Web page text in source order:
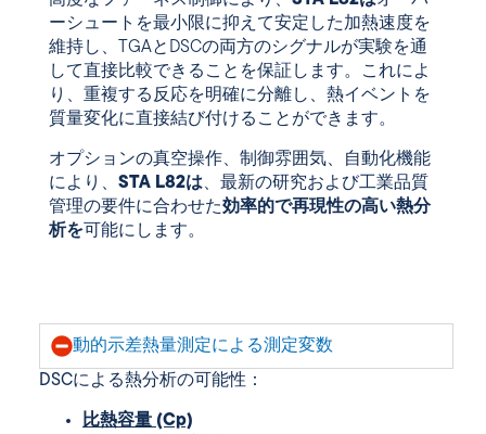
ーシュートを最小限に抑えて安定した加熱速度を
維持し、TGAとDSCの両方のシグナルが実験を通
して直接比較できることを保証します。これによ
り、重複する反応を明確に分離し、熱イベントを
質量変化に直接結び付けることができます。
オプションの真空操作、制御雰囲気、自動化機能
により、 STA L82は、最新の研究および工業品質
管理の要件に合わせた効率的で再現性の高い熱分
析を可能にします。
動的示差熱量測定による測定変数
DSCによる熱分析の可能性：
比熱容量 (Cp)